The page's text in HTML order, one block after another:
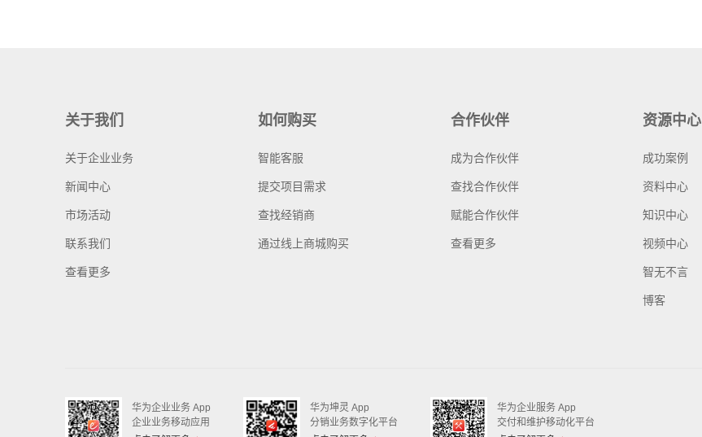
关于我们
关于企业业务
新闻中心
市场活动
联系我们
查看更多
如何购买
智能客服
提交项目需求
查找经销商
通过线上商城购买
合作伙伴
成为合作伙伴
查找合作伙伴
赋能合作伙伴
查看更多
资源中心
成功案例
资料中心
知识中心
视频中心
智无不言
博客
华为企业业务 App
企业业务移动应用
华为坤灵 App
分销业务数字化平台
华为企业服务 App
交付和维护移动化平台